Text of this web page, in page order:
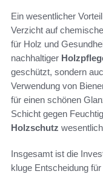
Ein wesentlicher
Verzicht auf
für Holz und
nachhaltiger
geschützt, sondern
Verwendung von
für einen schönen
Schicht gegen
Holzschutz
Insgesamt ist die
kluge Entscheidung